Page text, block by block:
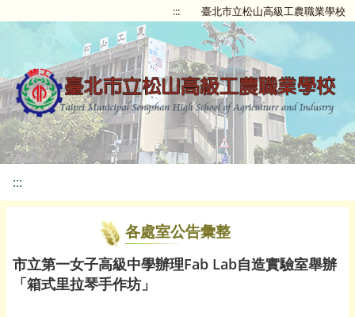
::: 臺北市立松山高級工農職業學校
:::
各處室公告彙整
市立第一女子高級中學辦理Fab Lab自造實驗室舉辦
「箱式里拉琴手作坊」